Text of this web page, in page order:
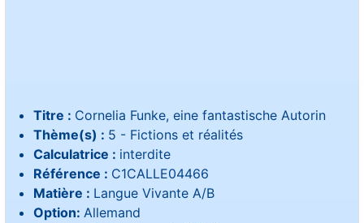
Titre : Cornelia Funke, eine fantastische Autorin
Thème(s) : 5 - Fictions et réalités
Calculatrice : interdite
Référence : C1CALLE04466
Matière : Langue Vivante A/B
Option: Allemand